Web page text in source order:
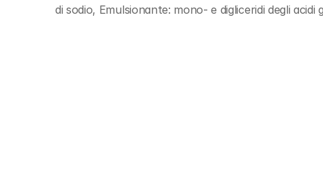
di sodio, Emulsionante: mono- e digliceridi degli